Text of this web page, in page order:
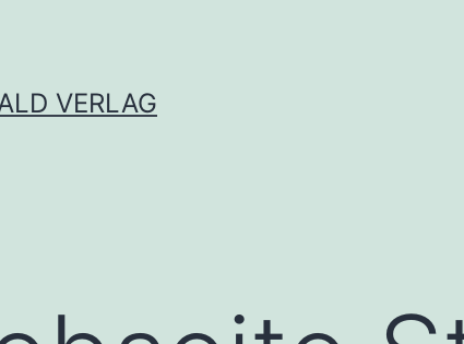
VERLAG